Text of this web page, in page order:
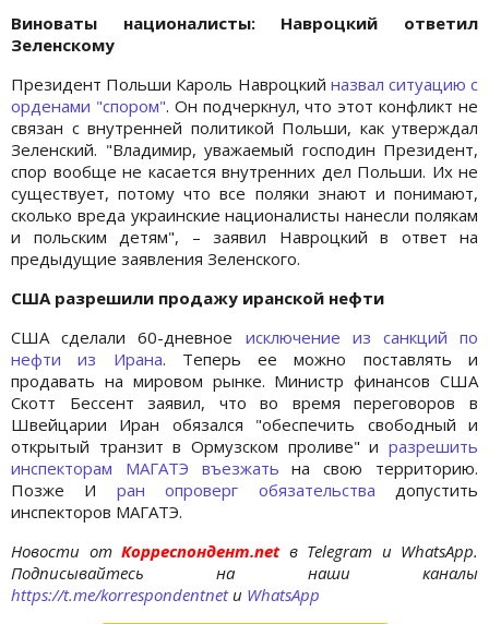
Виноваты националисты: Навроцкий ответил
Зеленскому
Президент Польши Кароль Навроцкий назвал ситуацию с
орденами "спором". Он подчеркнул, что этот конфликт не
связан с внутренней политикой Польши, как утверждал
Зеленский. "Владимир, уважаемый господин Президент,
спор вообще не касается внутренних дел Польши. Их не
существует, потому что все поляки знают и понимают,
сколько вреда украинские националисты нанесли полякам
и польским детям", – заявил Навроцкий в ответ на
предыдущие заявления Зеленского.
США разрешили продажу иранской нефти
США сделали 60-дневное исключение из санкций по
нефти из Ирана. Теперь ее можно поставлять и
продавать на мировом рынке. Министр финансов США
Скотт Бессент заявил, что во время переговоров в
Швейцарии Иран обязался "обеспечить свободный и
открытый транзит в Ормузском проливе" и разрешить
инспекторам МАГАТЭ въезжать на свою территорию.
Позже И ран опроверг обязательства допустить
инспекторов МАГАТЭ.
Новости отКорреспондент.net в Telegram и WhatsApp.
Подписывайтесь на наши каналы
https://t.me/korrespondentnetи WhatsApp